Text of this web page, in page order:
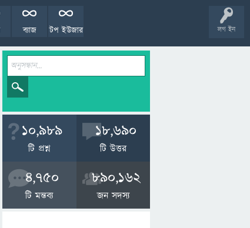
লগ ইন
টপ ইউজার
ব্যাজ
10,989
টি প্রশ্ন
18,690
টি উত্তর
4,750
টি মন্তব্য
890,162
জন সদস্য